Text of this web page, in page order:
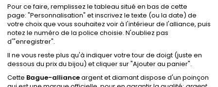
Pour ce faire, remplissez le tableau situé en bas de cette
page: "Personnalisation" et inscrivez le texte (ou la date) de
votre choix que vous souhaitez voir à l'intérieur de l'alliance, puis
notez le numéro de la police choisie. N'oubliez pas
d'"enregistrer".
Il ne vous reste plus qu'à indiquer votre tour de doigt (juste en
dessous du prix du bijou) et cliquer sur "Ajouter au panier".
Cette Bague-allianceargent et diamant dispose d'un poinçon